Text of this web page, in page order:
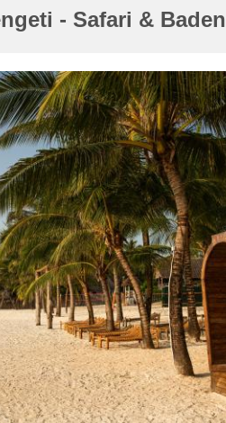
- Safari & Baden